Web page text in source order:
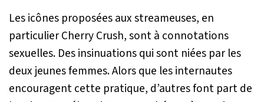
Les icônes proposées aux streameuses, en
particulier Cherry Crush, sont à connotations
sexuelles. Des insinuations qui sont niées par les
deux jeunes femmes. Alors que les internautes
encouragent cette pratique, d’autres font part de